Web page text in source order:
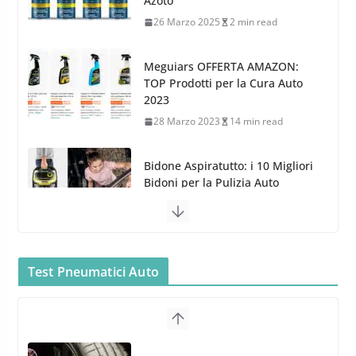
28 Marzo 2023 14 min read
Bidone Aspiratutto: i 10 Migliori
Bidoni per la Pulizia Auto
6 Maggio 2022
Gun per la tua Idropulitrice?
5 Maggio 2022 2 min read
Car Care
26 Marzo 2025 2 min read
Test Pneumatici Auto